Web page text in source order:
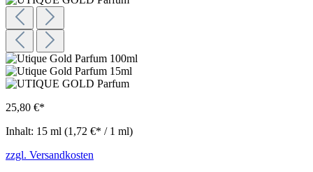
25,80 €*
Inhalt: 15 ml (1,72 €* / 1 ml)
zzgl. Versandkosten